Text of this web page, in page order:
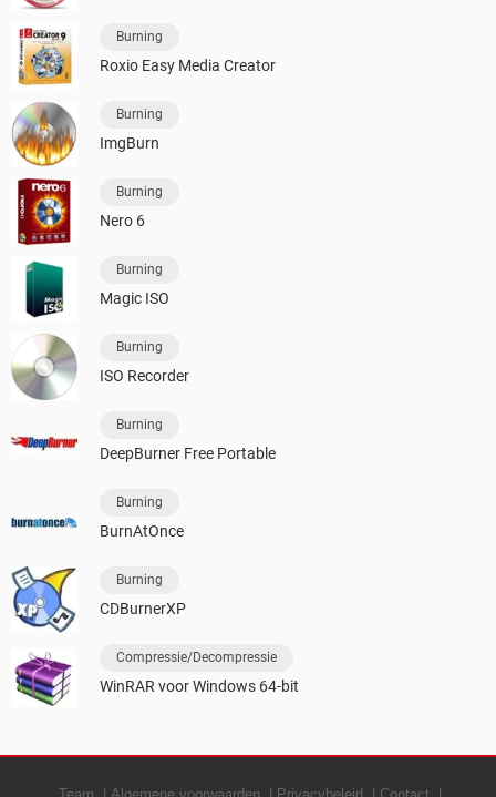
Burning
Roxio Easy Media Creator
Burning
ImgBurn
Burning
Nero 6
Burning
Magic ISO
Burning
ISO Recorder
Burning
DeepBurner Free Portable
Burning
BurnAtOnce
Burning
CDBurnerXP
Compressie/Decompressie
WinRAR voor Windows 64-bit